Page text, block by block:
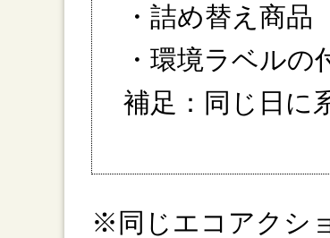
・詰め替え商品
・環境ラベルの
補足：同じ日に
※同じエコアクシ